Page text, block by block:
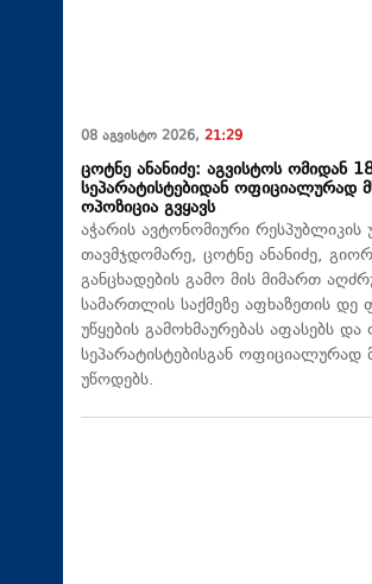
08 აგვისტო 2026, 21:29
ცოტნე ანანიძე: აგვისტოს ომიდან
სეპარატისტებიდან ოფიციალურად
ოპოზიცია გვყავს
აჭარის ავტონომიური რესპუბლიკის
თავმჯდომარე, ცოტნე ანანიძე,
განცხადების გამო მის მიმართ
სამართლის საქმეზე აფხაზეთის დე
უწყების გამოხმაურებას აფასებს და
სეპარატისტებისგან
უწოდებს.